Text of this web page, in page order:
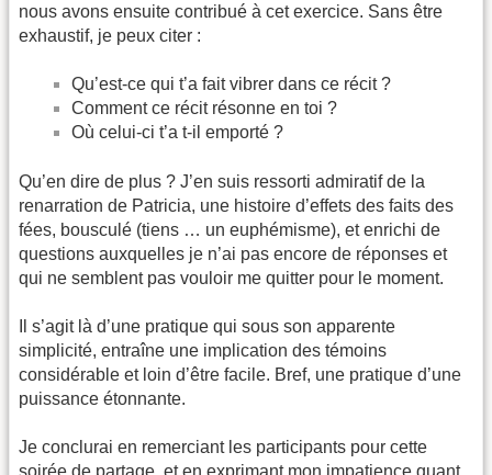
nous avons ensuite contribué à cet exercice. Sans être
exhaustif, je peux citer :
Qu’est-ce qui t’a fait vibrer dans ce récit ?
Comment ce récit résonne en toi ?
Où celui-ci t’a t-il emporté ?
Qu’en dire de plus ? J’en suis ressorti admiratif de la
renarration de Patricia, une histoire d’effets des faits des
fées, bousculé (tiens … un euphémisme), et enrichi de
questions auxquelles je n’ai pas encore de réponses et
qui ne semblent pas vouloir me quitter pour le moment.
Il s’agit là d’une pratique qui sous son apparente
simplicité, entraîne une implication des témoins
considérable et loin d’être facile. Bref, une pratique d’une
puissance étonnante.
Je conclurai en remerciant les participants pour cette